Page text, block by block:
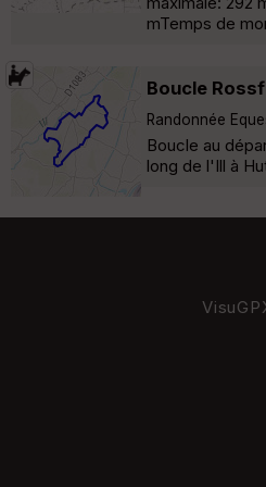
mTemps de
Boucle
Randonnée
Boucle au
long de l'Ill à